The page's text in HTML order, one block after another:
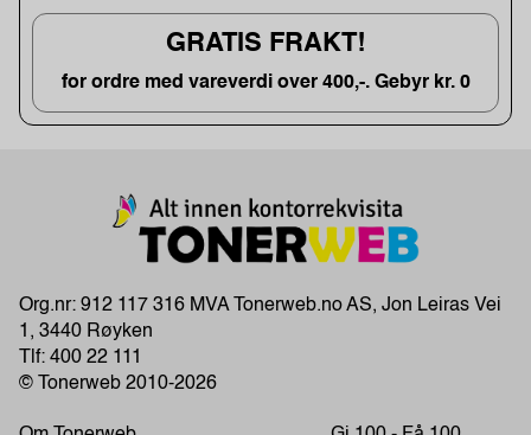
GRATIS FRAKT!
for ordre med vareverdi over 400,-. Gebyr kr. 0
Org.nr: 912 117 316 MVA Tonerweb.no AS, Jon Leiras Vei
1, 3440 Røyken
Tlf: 400 22 111
© Tonerweb 2010-2026